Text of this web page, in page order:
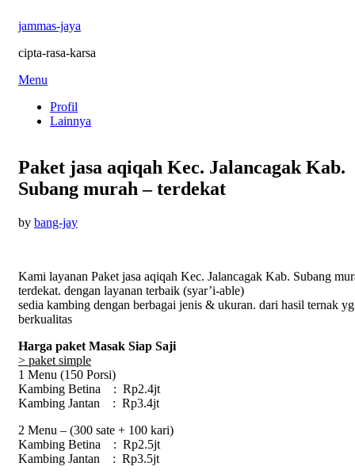
jammas-jaya
cipta-rasa-karsa
Skip
content
Menu
Profil
Lainnya
Paket jasa aqiqah Kec. Jalancagak Kab.
Subang murah – terdekat
by bang-jayPosted
Kami layanan Paket jasa aqiqah Kec. Jalancagak Kab. Subang
terdekat. dengan layanan terbaik (syar’i-able)
sedia kambing dengan berbagai jenis & ukuran. dari hasil ternak yg
berkualitas
Harga paket Masak Siap Saji
> paket simple
1 Menu (150 Porsi)
Kambing Betina : Rp2.4jt
Kambing Jantan : Rp3.4jt
2 Menu – (300 sate + 100 kari)
Kambing Betina : Rp2.5jt
Kambing Jantan : Rp3.5jt